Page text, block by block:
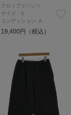
クロップドパンツ
サイズ：S
コンディション: A
19,400円（税込）